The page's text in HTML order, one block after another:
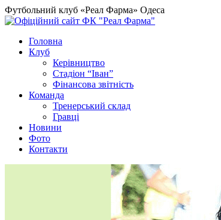
Футбольний клуб «Реал Фарма» Одеса
Головна
Клуб
Керівництво
Стадіон “Іван”
Фінансова звітність
Команда
Тренерський склад
Гравці
Новини
Фото
Контакти